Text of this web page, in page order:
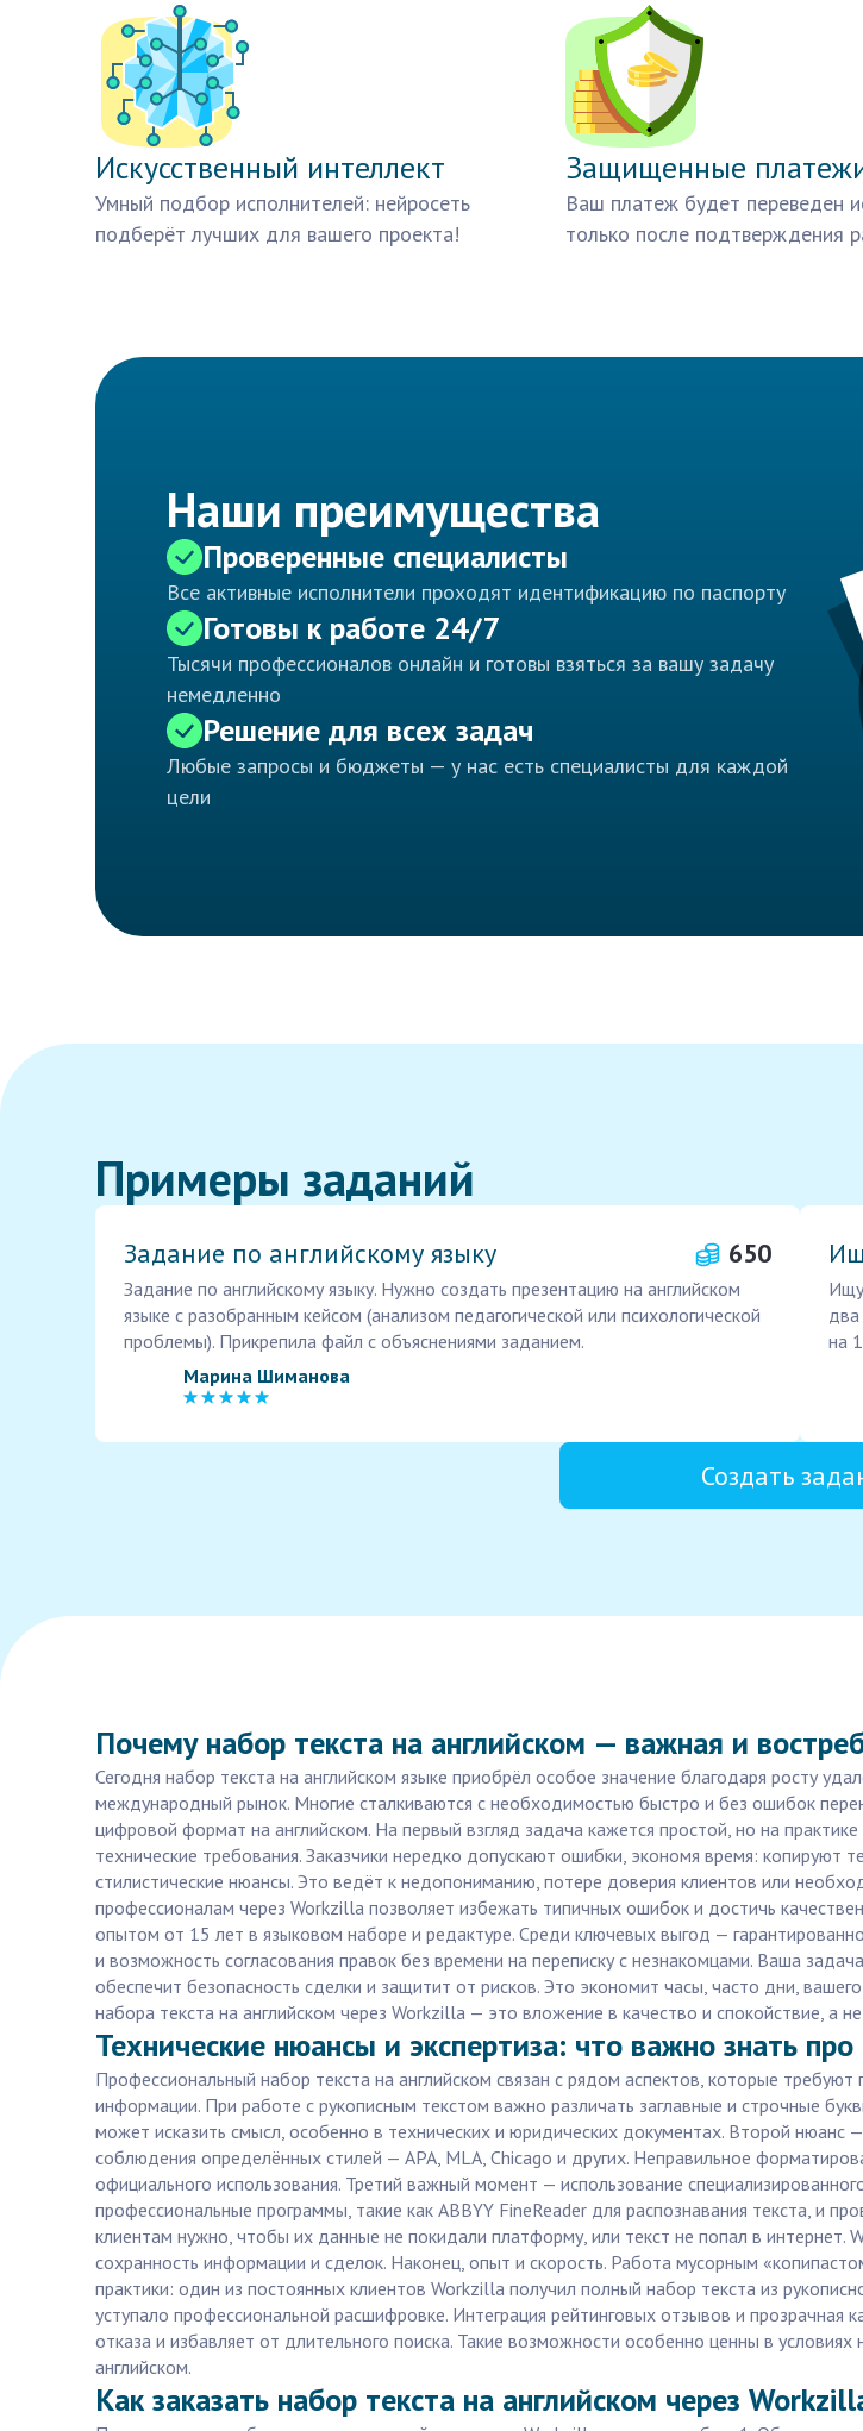
Искусственный интеллект
Умный подбор исполнителей: нейросеть
подберёт лучших для вашего проекта!
Защищенные
Ваш платеж будет переведен
только после подтверждения
Наши преимущества
Проверенные специалисты
Все активные исполнители проходят идентификацию по паспорту
Готовы к работе 24/7
Тысячи профессионалов онлайн и готовы взяться за вашу задачу
немедленно
Решение для всех задач
Любые запросы и бюджеты — у нас есть специалисты для каждой
цели
Примеры заданий
Задание по английскому языку 650
Задание по английскому языку. Нужно создать презентацию на английском
языке с разобранным кейсом (анализом педагогической или психологической
проблемы). Прикрепила файл с объяснениями заданием.
Марина Шиманова
два
на
Создать
Почему набор текста на английском — важная и
Сегодня набор текста на английском языке приобрёл особое значение благодаря росту
международный рынок. Многие сталкиваются с необходимостью быстро и без ошибок
цифровой формат на английском. На первый взгляд задача кажется простой, но на
технические требования. Заказчики нередко допускают ошибки, экономя время: копируют
стилистические нюансы. Это ведёт к недопониманию, потере доверия клиентов или
профессионалам через Workzilla позволяет избежать типичных ошибок и достичь
опытом от 15 лет в языковом наборе и редактуре. Среди ключевых выгод —
и возможность согласования правок без времени на переписку с незнакомцами. Ваша
обеспечит безопасность сделки и защитит от рисков. Это экономит часы, часто дни,
набора текста на английском через Workzilla — это вложение в качество и спокойствие, а
Технические нюансы и экспертиза: что важно знать
Профессиональный набор текста на английском связан с рядом аспектов, которые
информации. При работе с рукописным текстом важно различать заглавные и строчные
может исказить смысл, особенно в технических и юридических документах. Второй
соблюдения определённых стилей — APA, MLA, Chicago и других. Неправильное
официального использования. Третий важный момент — использование
профессиональные программы, такие как ABBYY FineReader для распознавания текста, и
клиентам нужно, чтобы их данные не покидали платформу, или текст не попал в интернет.
сохранность информации и сделок. Наконец, опыт и скорость. Работа мусорным
практики: один из постоянных клиентов Workzilla получил полный набор текста из
уступало профессиональной расшифровке. Интеграция рейтинговых отзывов и
отказа и избавляет от длительного поиска. Такие возможности особенно ценны в
английском.
Как заказать набор текста на английском через